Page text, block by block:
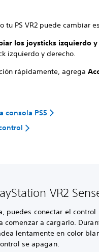
tu PS VR2 puede cambiar
los joysticks izquierdo
izquierdo y derecho.
rápidamente, agrega
consola PS5
VR2
puedes conectar el control
comenzar a cargarlo.
lentamente en color
se apagan.